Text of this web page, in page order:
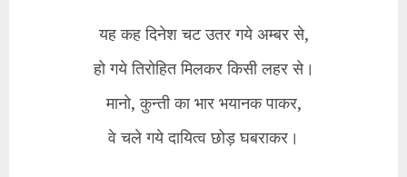
यह कह दिनेश चट उतर गये अम्बर से,
हो गये तिरोहित मिलकर किसी लहर से।
मानो, कुन्ती का भार भयानक पाकर,
वे चले गये दायित्व छोड़ घबराकर।